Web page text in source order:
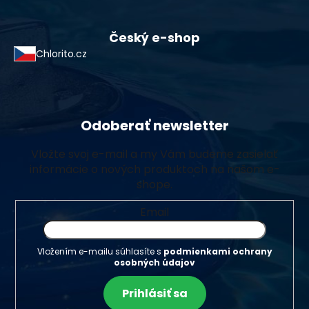
Český e-shop
Chlorito.cz
Odoberať newsletter
Vložte svoj e-mail a my Vám budeme zasielať
informácie o nových produktoch na našom e-
shope.
Email
Vložením e-mailu súhlasíte s podmienkami ochrany
osobných údajov
Prihlásiť sa